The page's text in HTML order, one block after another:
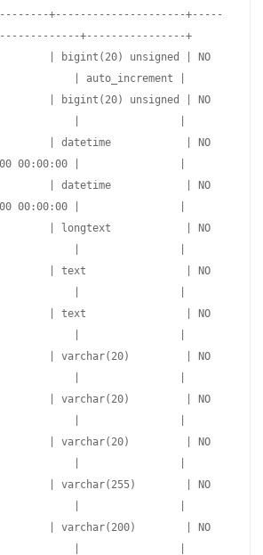
+---------------------+-----
+----------------+
| bigint(20) unsigned | NO
| auto_increment |
| bigint(20) unsigned | NO
|                |
| datetime            | NO
00 00:00:00 |                |
| datetime            | NO
00 00:00:00 |                |
| longtext            | NO
|                |
| text                | NO
|                |
| text                | NO
|                |
| varchar(20)         | NO
|                |
| varchar(20)         | NO
|                |
| varchar(20)         | NO
|                |
| varchar(255)        | NO
| varchar(200)        | NO
|                |